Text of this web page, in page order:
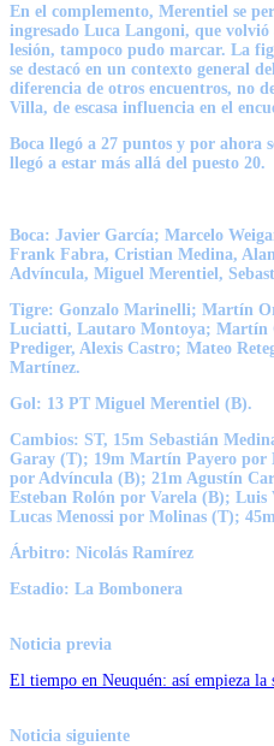
En el complemento, Merentiel se
ingresado Luca Langoni, que volvió
lesión, tampoco pudo marcar. La
se destacó en un contexto general
diferencia de otros encuentros, no
Villa, de escasa influencia en el
Boca llegó a 27 puntos y por ahora
llegó a estar más allá del puesto 20.
Boca: Javier García; Marcelo
Frank Fabra, Cristian Medina,
Advíncula, Miguel Merentiel,
Tigre: Gonzalo Marinelli; Martín
Luciatti, Lautaro Montoya; Martín
Prediger, Alexis Castro; Mateo
Martínez.
Gol: 13 PT Miguel Merentiel (B).
Cambios: ST, 15m Sebastián
Garay (T); 19m Martín Payero por
por Advíncula (B); 21m Agustín
Esteban Rolón por Varela (B);
Lucas Menossi por Molinas (T);
Árbitro: Nicolás Ramírez
Estadio: La Bombonera
Noticia previa
El tiempo en Neuquén: así empieza la
Noticia siguiente